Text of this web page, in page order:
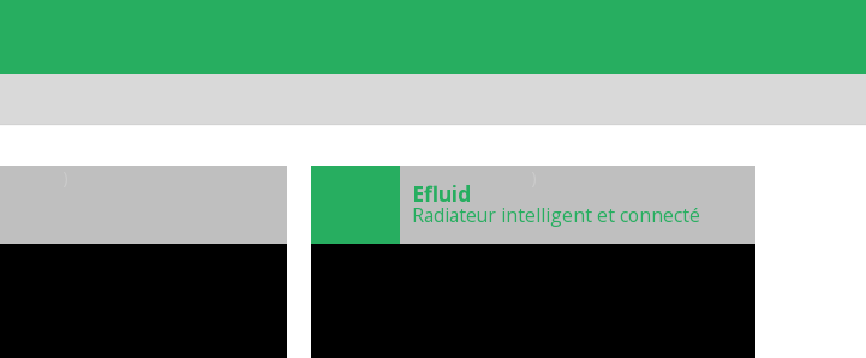
Efluid
Radiateur intelligent et connecté